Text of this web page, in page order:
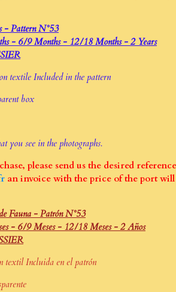
- Pattern N°53
- 6/9 Months - 12/18 Months - 2 Years
textile Included in the pattern
box
you see in the photographs.
please send us the desired
an invoice with the price of the port will
Fauna - Patrón N°53
- 6/9 Meses - 12/18 Meses - 2 Años
textil Incluida en el patrón